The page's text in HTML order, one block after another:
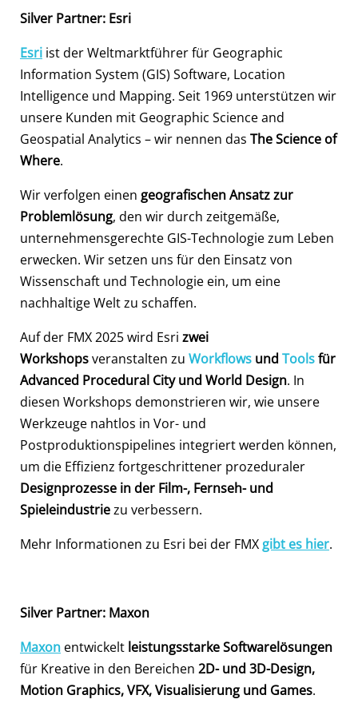
Silver Partner: Esri
Esri ist der Weltmarktführer für Geographic
Information System (GIS) Software, Location
Intelligence und Mapping. Seit 1969 unterstützen wir
unsere Kunden mit Geographic Science and
Geospatial Analytics – wir nennen das The Science of
Where.
Wir verfolgen einen geografischen Ansatz zur
Problemlösung, den wir durch zeitgemäße,
unternehmensgerechte GIS-Technologie zum Leben
erwecken. Wir setzen uns für den Einsatz von
Wissenschaft und Technologie ein, um eine
nachhaltige Welt zu schaffen.
Auf der FMX 2025 wird Esri zwei
Workshopsveranstalten zu Workflows und Toolsfür
Advanced Procedural City und World Design. In
diesen Workshops demonstrieren wir, wie unsere
Werkzeuge nahtlos in Vor- und
Postproduktionspipelines integriert werden können,
um die Effizienz fortgeschrittener prozeduraler
Designprozesse in der Film-, Fernseh- und
Spieleindustriezu verbessern.
Mehr Informationen zu Esri bei der FMX gibt es hier.
Silver Partner: Maxon
Maxon entwickelt leistungsstarke Softwarelösungen
für Kreative in den Bereichen 2D- und 3D-Design,
Motion Graphics, VFX, Visualisierung und Games.